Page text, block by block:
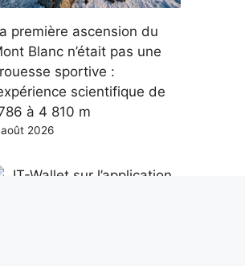
première ascension du
Blanc n’était pas une
sportive :
scientifique de
à 4 810 m
2026